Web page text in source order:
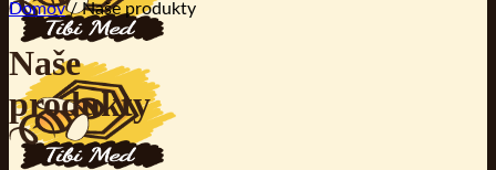
Domov /Naše produkty
Naše
produkty